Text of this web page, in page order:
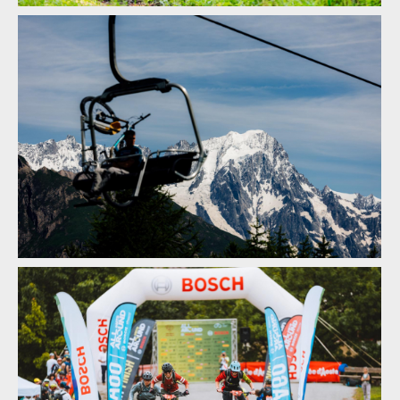
Report: ALLAROUND 2024 - třídenní etapák z Aosty do Aosty -
7600 metrů z kopce na 160 km
Report: ALLAROUND 2024 - třídenní etapák z Aosty do Aosty -
7600 metrů z kopce na 160 km
Report: ALLAROUND 2024 - třídenní etapák z Aosty do Aosty -
7600 metrů z kopce na 160 km
Report: ALLAROUND 2024 - třídenní etapák z Aosty do Aosty -
7600 metrů z kopce na 160 km
Report: ALLAROUND 2024 - třídenní etapák z Aosty do Aosty -
Report: ALLAROUND 2024 - třídenní etapák z Aosty do Aosty -
7600 metrů z kopce na 160 km
Report: ALLAROUND 2024 - třídenní etapák z Aosty do Aosty -
7600 metrů z kopce na 160 km